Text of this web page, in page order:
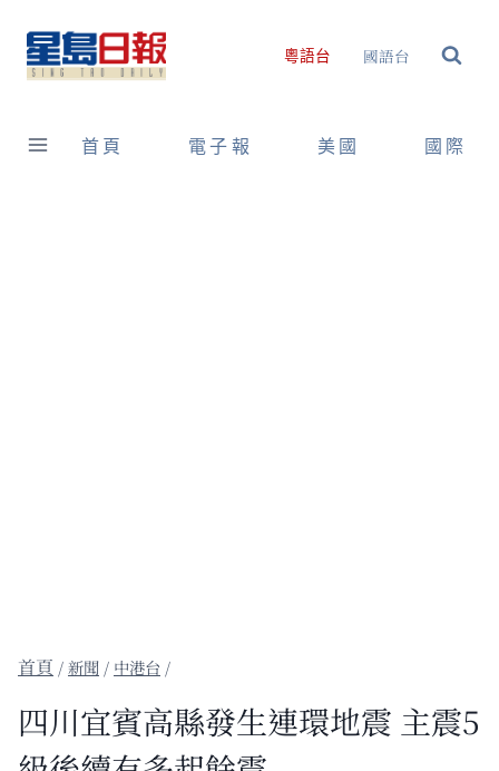
content
粵語台 國語台
首頁 電子報 美國 國際
/新聞 / 中港台 /
四川宜賓高縣發生連環地震 主震5